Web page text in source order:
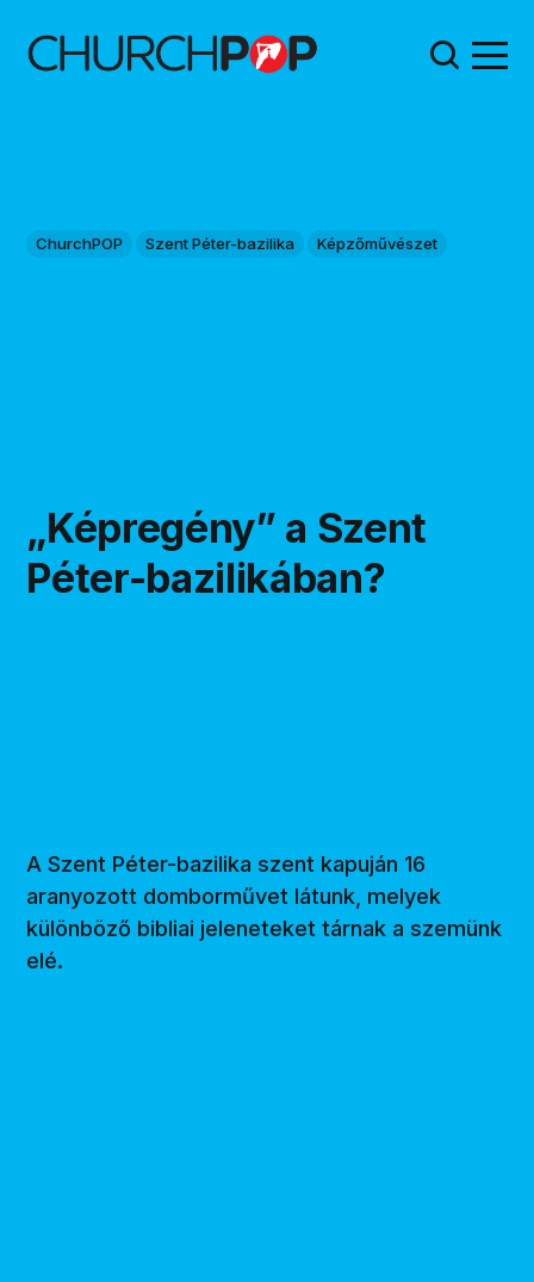
ChurchPOP Szent Péter-bazilika Képzőművészet
„Képregény” a Szent
Péter-bazilikában?
A Szent Péter-bazilika szent kapuján 16
aranyozott domborművet látunk, melyek
különböző bibliai jeleneteket tárnak a szemünk
elé.